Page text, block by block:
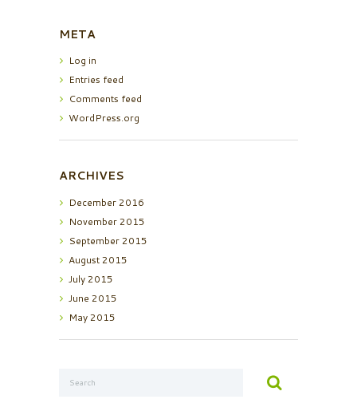
META
Log in
Entries feed
Comments feed
WordPress.org
ARCHIVES
December2016
November2015
September2015
August2015
July2015
June 2015
May2015